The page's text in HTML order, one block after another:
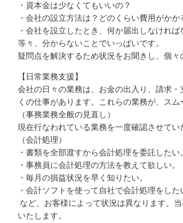
・資本金は少なくてもいいの？
・会社の設立方法は？どのくらい費用がかか
・会社を設立したとき、何か届出しなければ
等々、分からないことでいっぱいです。
疑問点を解決するため状況をお聞きし、個
【日常業務支援】
会社の日々の業務は、お金の出入り、請求
くの仕事があります。これらの業務が、ス
（事務業務全般の見直し）
現在行なわれている業務を一度確認させて
（会計処理）
・書類を全部渡すから会計処理を委託したい
・事務員に会計処理の方法を教えて欲しい。
・毎月の損益状況を早く知りたい。
・会計ソフトを使って自社で会計処理をした
など、お客様によって状況は異なります。
いたします。